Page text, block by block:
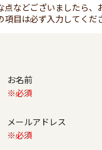
点などございましたら、
項目は必ず入力してくだ
お名前
※必須
メールアドレス
※必須